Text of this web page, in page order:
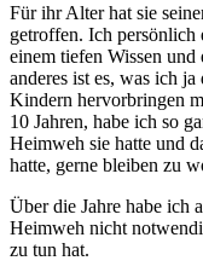
Für ihr Alter hat sie
getroffen. Ich
einem tiefen Wissen
anderes ist es, was ich
Kindern hervorbringen
10 Jahren, habe ich so
Heimweh sie hatte und
hatte, gerne bleiben zu
Über die Jahre habe ich
Heimweh nicht
zu tun hat.